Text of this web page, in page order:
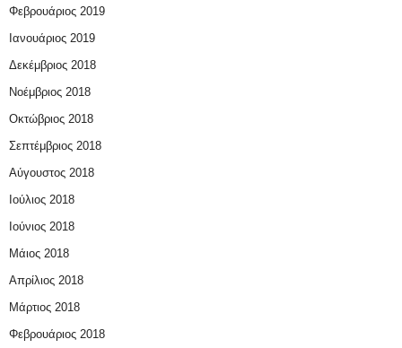
Φεβρουάριος 2019
Ιανουάριος 2019
Δεκέμβριος 2018
Νοέμβριος 2018
Οκτώβριος 2018
Σεπτέμβριος 2018
Αύγουστος 2018
Ιούλιος 2018
Ιούνιος 2018
Μάιος 2018
Απρίλιος 2018
Μάρτιος 2018
Φεβρουάριος 2018